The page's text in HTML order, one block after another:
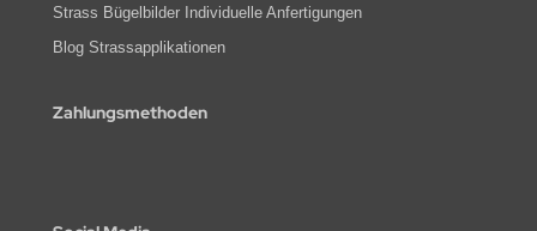
Strass Bügelbilder Individuelle Anfertigungen
Blog Strassapplikationen
Zahlungsmethoden